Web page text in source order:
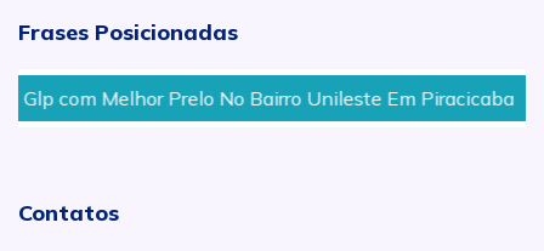
Frases Posicionadas
com Melhor Prelo No Bairro Unileste Em Piracicaba
Contatos